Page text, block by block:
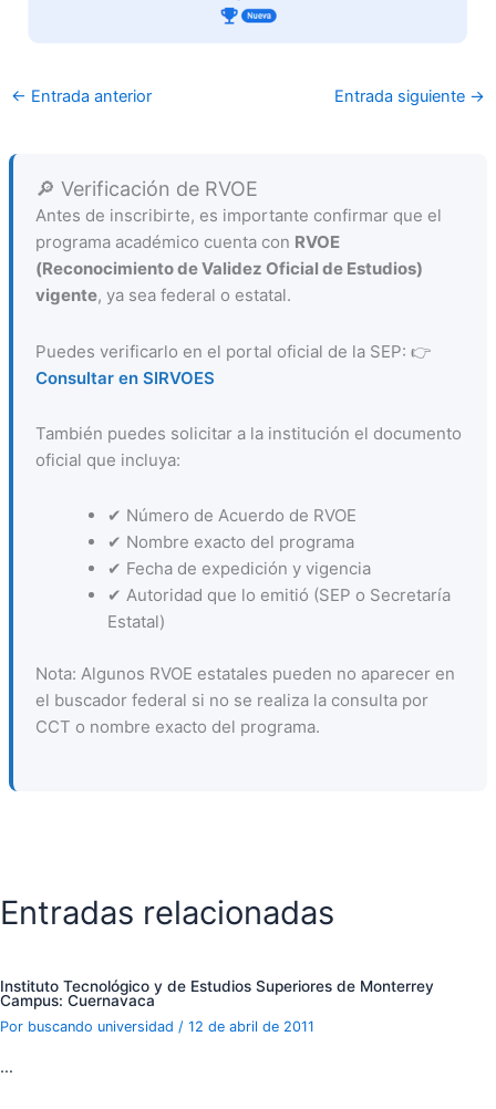
← Entrada anterior Entrada siguiente →
🔎 Verificación de RVOE
Antes de inscribirte, es importante confirmar que el
programa académico cuenta con RVOE
(Reconocimiento de Validez Oficial de Estudios)
vigente, ya sea federal o estatal.
Puedes verificarlo en el portal oficial de la SEP: 👉
Consultar en SIRVOES
También puedes solicitar a la institución el documento
oficial que incluya:
✔ Número de Acuerdo de RVOE
✔ Nombre exacto del programa
✔ Fecha de expedición y vigencia
✔ Autoridad que lo emitió (SEP o Secretaría
Estatal)
Nota: Algunos RVOE estatales pueden no aparecer en
el buscador federal si no se realiza la consulta por
CCT o nombre exacto del programa.
Entradas relacionadas
Instituto Tecnológico y de Estudios Superiores de Monterrey
Campus: Cuernavaca
Por buscando universidad / 12 de abril de 2011
…